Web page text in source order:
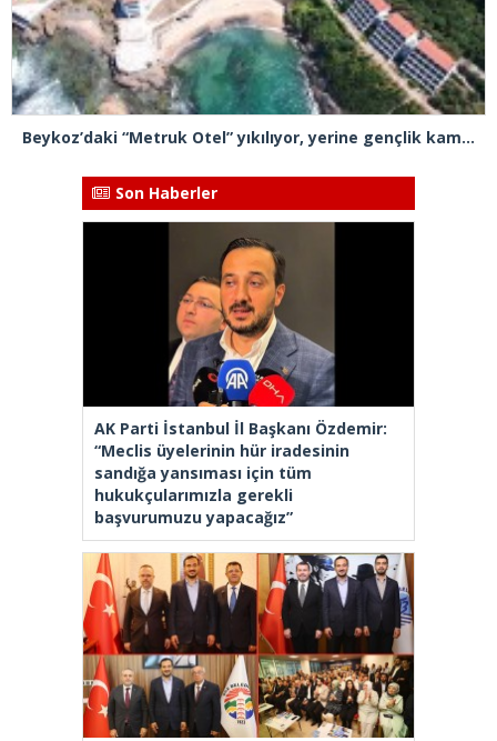
Beykoz’daki “Metruk Otel” yıkılıyor, yerine gençlik kampı yapılması planlanıyor
Son Haberler
AK Parti İstanbul İl Başkanı Özdemir:
“Meclis üyelerinin hür iradesinin
sandığa yansıması için tüm
hukukçularımızla gerekli
başvurumuzu yapacağız”